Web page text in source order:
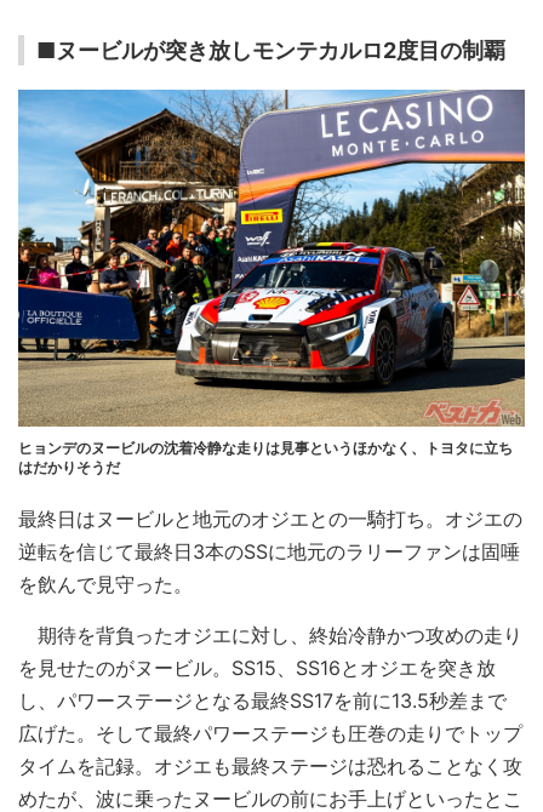
■ヌービルが突き放しモンテカルロ2度目の制覇
ヒョンデのヌービルの沈着冷静な走りは見事というほかなく、トヨタに立ち
はだかりそうだ
最終日はヌービルと地元のオジエとの一騎打ち。オジエの
逆転を信じて最終日3本のSSに地元のラリーファンは固唾
を飲んで見守った。
期待を背負ったオジエに対し、終始冷静かつ攻めの走り
を見せたのがヌービル。SS15、SS16とオジエを突き放
し、パワーステージとなる最終SS17を前に13.5秒差まで
広げた。そして最終パワーステージも圧巻の走りでトップ
タイムを記録。オジエも最終ステージは恐れることなく攻
めたが、波に乗ったヌービルの前にお手上げといったとこ